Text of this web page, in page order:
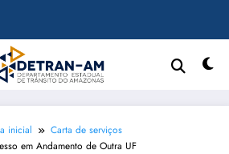
inicial
Carta de serviços
em Andamento de Outra UF